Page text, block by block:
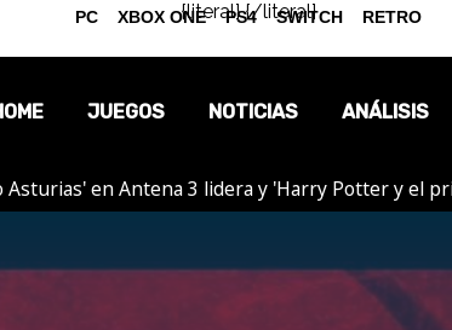
{literal}{/literal}
JUEGOS NOTICIAS
OPINIÓN
ANÁLISIS
Asturias' en Antena 3 lidera y 'Harry Potter y el
PC XBOX ONE PS4 SWITCH RETRO